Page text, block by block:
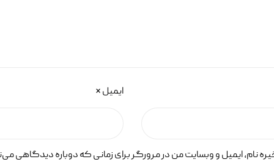
ایمیل*
نام، ایمیل و وبسایت من در مرورگر برای زمانی که دوباره دیدگاهی